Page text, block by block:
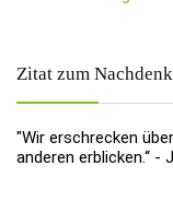
Zitat zum
"Wir erschrecken
anderen erblicken.“ -